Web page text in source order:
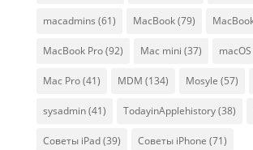
macadmins (61) MacBook(79)
MacBook Pro(92) Mac mini (37) macOS
Mac Pro(41) MDM (134) Mosyle (57)
sysadmin(41) TodayinApplehistory(38)
Советы iPad(39) Советы iPhone (71)